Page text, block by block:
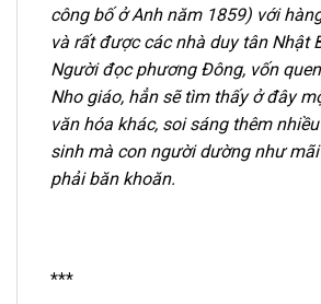
công bố ở Anh năm 1859) với
và rất được các nhà duy tân Nhật
Người đọc phương Đông, vốn
Nho giáo, hẳn sẽ tìm thấy ở đây
văn hóa khác, soi sáng thêm
sinh mà con người dường như
phải băn khoăn.
***